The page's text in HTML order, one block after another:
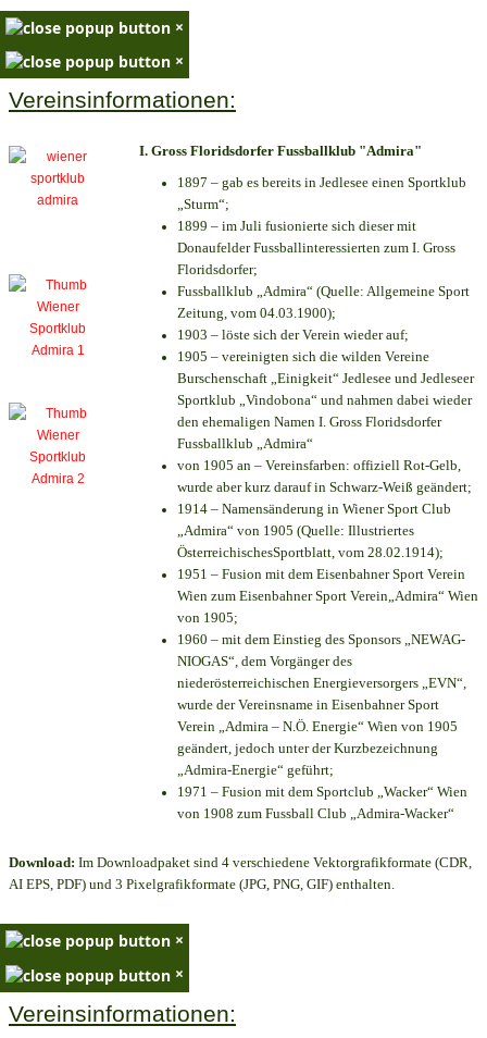
×
×
Vereinsinformationen:
I. Gross Floridsdorfer Fussballklub "Admira"
1897 – gab es bereits in Jedlesee einen Sportklub
„Sturm“;
1899 – im Juli fusionierte sich dieser mit
Donaufelder Fussballinteressierten zum I. Gross
Floridsdorfer;
Fussballklub „Admira“ (Quelle: Allgemeine Sport
Zeitung, vom 04.03.1900);
1903 – löste sich der Verein wieder auf;
1905 – vereinigten sich die wilden Vereine
Burschenschaft „Einigkeit“ Jedlesee und Jedleseer
Sportklub „Vindobona“ und nahmen dabei wieder
den ehemaligen Namen I. Gross Floridsdorfer
Fussballklub „Admira“
von 1905 an – Vereinsfarben: offiziell Rot-Gelb,
wurde aber kurz darauf in Schwarz-Weiß geändert;
1914 – Namensänderung in Wiener Sport Club
„Admira“ von 1905 (Quelle: Illustriertes
ÖsterreichischesSportblatt, vom 28.02.1914);
1951 – Fusion mit dem Eisenbahner Sport Verein
Wien zum Eisenbahner Sport Verein„Admira“ Wien
von 1905;
1960 – mit dem Einstieg des Sponsors „NEWAG-
NIOGAS“, dem Vorgänger des
niederösterreichischen Energieversorgers „EVN“,
wurde der Vereinsname in Eisenbahner Sport
Verein „Admira – N.Ö. Energie“ Wien von 1905
geändert, jedoch unter der Kurzbezeichnung
„Admira-Energie“ geführt;
1971 – Fusion mit dem Sportclub „Wacker“ Wien
von 1908 zum Fussball Club „Admira-Wacker“
Download: Im Downloadpaket sind 4 verschiedene Vektorgrafikformate (CDR,
AI EPS, PDF) und 3 Pixelgrafikformate (JPG, PNG, GIF) enthalten.
×
×
Vereinsinformationen: